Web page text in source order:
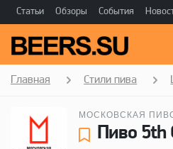
Статьи Обзоры События
Главная Стили пива